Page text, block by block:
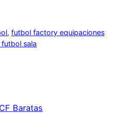
, futbol factory equipaciones
sala
Baratas